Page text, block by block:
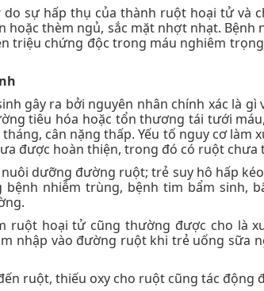
do sự hấp thụ của thành ruột hoại tử và
hoặc thèm ngủ, sắc mặt nhợt nhạt.
triệu chứng độc trong máu nghiêm
gây ra bởi nguyên nhân chính xác là gì
tiêu hóa hoặc tổn thương tái tưới
cân nặng thấp. Yếu tố nguy cơ làm
được hoàn thiện, trong đó có ruột
dưỡng đường ruột; trẻ suy hô hấp
nhiễm trùng, bệnh tim bẩm sinh,
ruột hoại tử cũng thường được cho là
nhập vào đường ruột khi trẻ uống sữa
ruột, thiếu oxy cho ruột cũng tác động